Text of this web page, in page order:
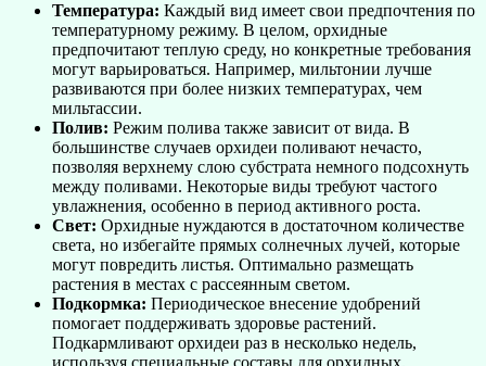
Температура: Каждый вид имеет свои предпочтения по
температурному режиму. В целом, орхидные
предпочитают теплую среду, но конкретные требования
могут варьироваться. Например, мильтонии лучше
развиваются при более низких температурах, чем
мильтассии.
Полив: Режим полива также зависит от вида. В
большинстве случаев орхидеи поливают нечасто,
позволяя верхнему слою субстрата немного подсохнуть
между поливами. Некоторые виды требуют частого
увлажнения, особенно в период активного роста.
Свет: Орхидные нуждаются в достаточном количестве
света, но избегайте прямых солнечных лучей, которые
могут повредить листья. Оптимально размещать
растения в местах с рассеянным светом.
Подкормка: Периодическое внесение удобрений
помогает поддерживать здоровье растений.
Подкармливают орхидеи раз в несколько недель,